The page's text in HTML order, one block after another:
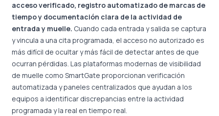
acceso verificado, registro automatizado de marcas de
tiempo y documentación clara de la actividad de
entrada y muelle. Cuando cada entrada y salida se captura
y vincula a una cita programada, el acceso no autorizado es
más difícil de ocultar y más fácil de detectar antes de que
ocurran pérdidas. Las plataformas modernas de visibilidad
de muelle como SmartGate proporcionan verificación
automatizada y paneles centralizados que ayudan a los
equipos a identificar discrepancias entre la actividad
programada y la real en tiempo real.